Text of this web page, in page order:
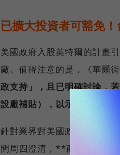
已擴大投資者可豁免
美國政府入股英特爾的計畫
廠。值得注意的是，《華爾
政支持」，且已明確討論，
設廠補貼），以示對美國政
針對業界對美國政府擬以《
間周四澄清，**商務部並無